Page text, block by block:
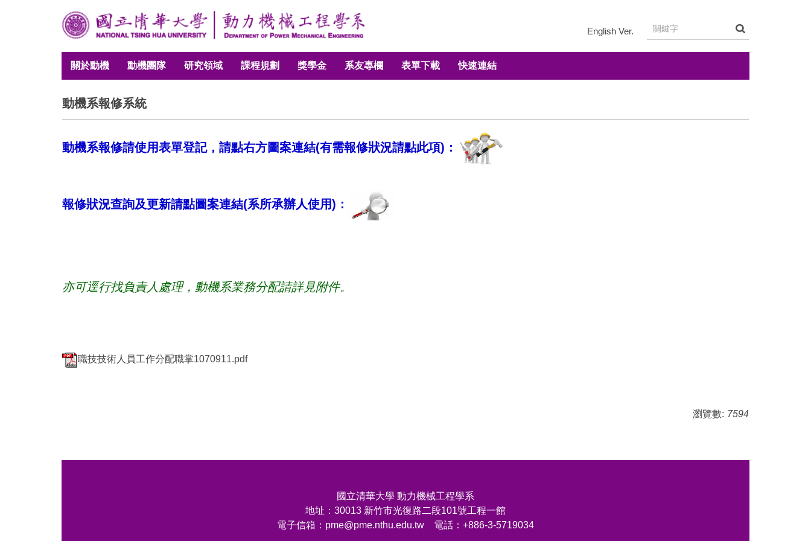
English Ver.
關於動機 動機團隊 研究領域 課程規劃 獎學金 系友專欄 表單下載 快速連結
動機系報修系統
動機系報修請使用表單登記，請點右方圖案連結(有需報修狀況請點此項)：
報修狀況查詢及更新請點圖案連結(系所承辦人使用)：
亦可逕行找負責人處理，動機系業務分配請詳見附件。
職技技術人員工作分配職掌1070911.pdf
瀏覽數: 7594
國立清華大學 動力機械工程學系
地址：30013 新竹市光復路二段101號工程一館
電子信箱：pme@pme.nthu.edu.tw 電話：+886-3-5719034